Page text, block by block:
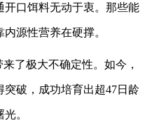
开口饵料无动于衷。那些能
源性营养在硬撑。
了极大不确定性。如今，
破，成功培育出超47日龄
。